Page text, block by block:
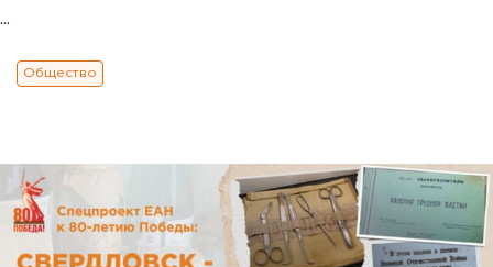
...
Общество